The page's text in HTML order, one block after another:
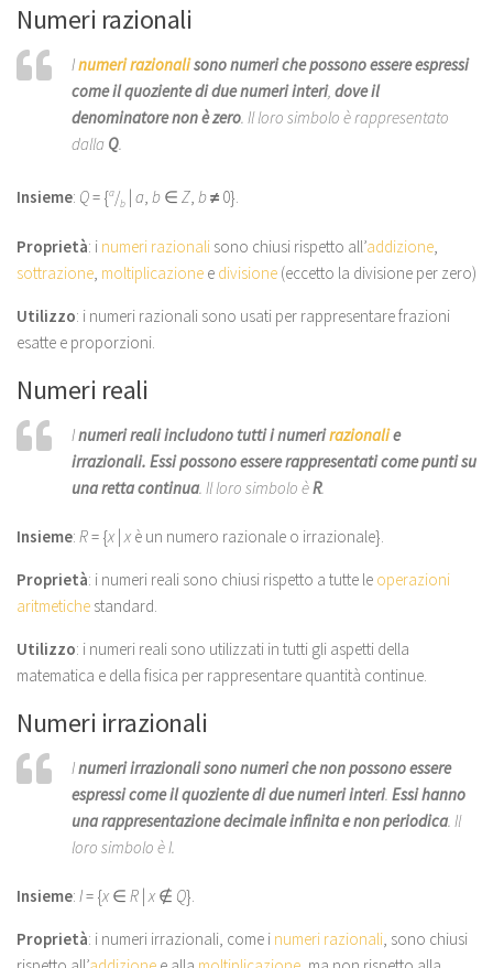
Numeri razionali
Inumeri razionalisono numeri che possono essere espressi
come il quoziente di due numeri interi, dove il
denominatore non è zero . Il loro simbolo è rappresentato
dalla Q
Insieme: Q= {a/b | a b ∈ Z b≠ 0}.
Proprietà: i numeri razionali sono chiusi rispetto all’addizione
sottrazione moltiplicazione e divisione (eccetto la divisione per zero)
Utilizzo: i numeri razionali sono usati per rappresentare frazioni
esatte e proporzioni.
Numeri reali
Inumeri reali includono tutti i numerirazionalie
irrazionali. Essi possono essere rappresentati come punti su
una retta continua . Il loro simbolo èR.
Insieme: R= {x | x è un numero razionale o irrazionale}.
Proprietà: i numeri reali sono chiusi rispetto a tutte le operazioni
aritmetiche standard.
Utilizzo: i numeri reali sono utilizzati in tutti gli aspetti della
matematica e della fisica per rappresentare quantità continue.
Numeri irrazionali
Inumeri irrazionali sono numeri che non possono essere
espressi come il quoziente di due numeri interi. Essi hanno
una rappresentazione decimale infinita e non periodica . Il
loro simbolo è I
Insieme: I= {x ∈ R | x ∉ Q}.
Proprietà: i numeri irrazionali, come i numeri razionali , sono chiusi